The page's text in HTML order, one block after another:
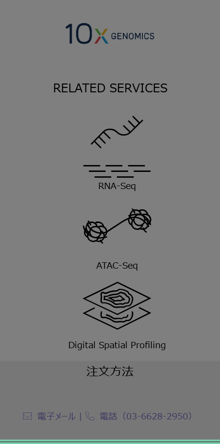
RELATED SERVICES
RNA-Seq
ATAC-Seq
Digital Spatial Profiling
注文方法
電子メール | 電話（03-6628-2950）